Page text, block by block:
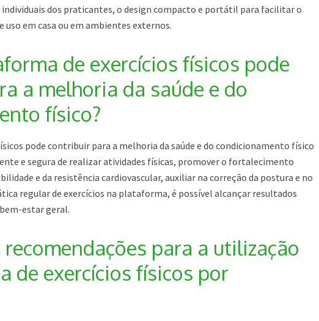
individuais dos praticantes, o design compacto e portátil para facilitar o
em casa ou em ambientes externos.
de exercícios físicos pode
a melhoria da saúde e do
físico?
pode contribuir para a melhoria da saúde e do condicionamento físico
e segura de realizar atividades físicas, promover o fortalecimento
e da resistência cardiovascular, auxiliar na correção da postura e no
regular de exercícios na plataforma, é possível alcançar resultados
estar geral.
para a utilização
de exercícios físicos por